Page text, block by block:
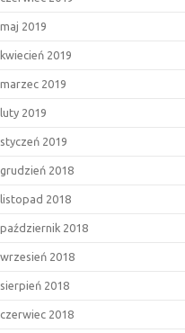
maj 2019
kwiecień 2019
marzec 2019
luty 2019
styczeń 2019
grudzień 2018
listopad 2018
październik 2018
wrzesień 2018
sierpień 2018
czerwiec 2018